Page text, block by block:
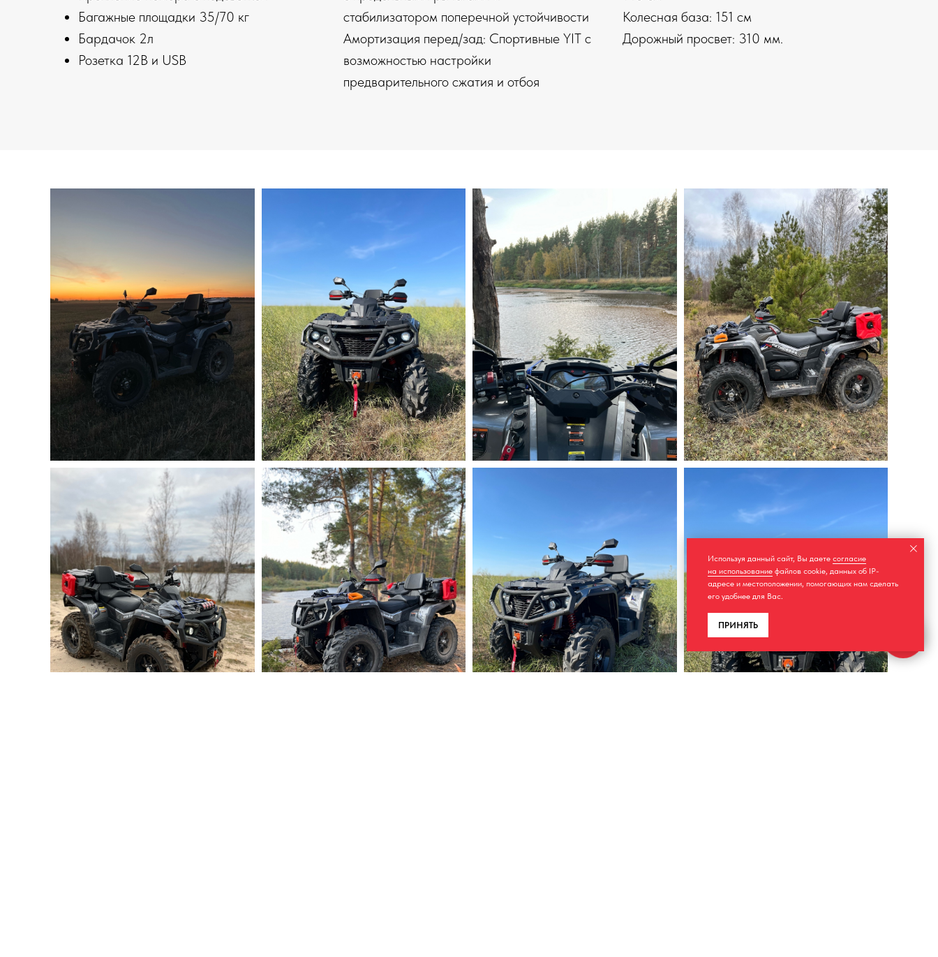
Багажные площадки 35/70 кг
Бардачок 2л
Розетка 12В и USB
стабилизатором поперечной устойчивости
Амортизация перед/зад: Спортивные YIT с
возможностью настройки
предварительного сжатия и отбоя
Колесная база: 151 см
Дорожный просвет: 310 мм.
Используя данный сайт, Вы даете согласие
на использование файлов cookie, данных об IP-
адресе и местоположении, помогающих нам сделать
его удобнее для Вас.
ПРИНЯТЬ